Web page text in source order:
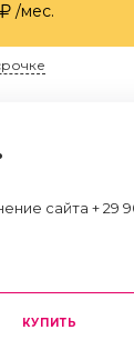
/мес.
сайта + 29
КУПИТЬ